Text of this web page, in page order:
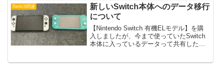
事更新おすす...
Switch関連
新しいSwitch本体へのデータ移行
について
【Nintendo Switch 有機ELモデル】を購
入しましたが、今まで使っていたSwitch
本体に入っているデータって共有した